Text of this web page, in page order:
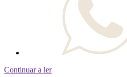
Continuar a ler